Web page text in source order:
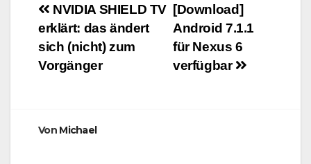
Beitragsnavigation
[Download]
Android 7.1.1
für Nexus 6
verfügbar
NVIDIA SHIELD TV
erklärt: das ändert
sich (nicht) zum
Vorgänger
Von Michael